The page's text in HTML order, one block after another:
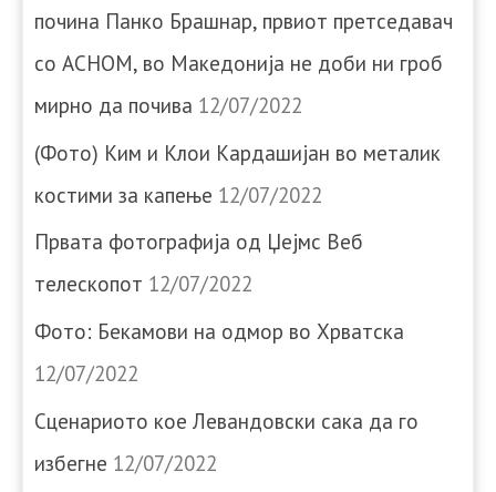
почина Панко Брашнар, првиот претседавач
со АСНОМ, во Македонија не доби ни гроб
мирно да почива 12/07/2022
(Фото) Ким и Клои Кардашијан во металик
костими за капење 12/07/2022
Првата фотографија од Џејмс Веб
телескопот 12/07/2022
Фото: Бекамови на одмор во Хрватска
12/07/2022
Сценариото кое Левандовски сака да го
избегне 12/07/2022